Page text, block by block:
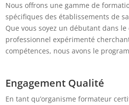
Nous offrons une gamme de
spécifiques des établissements de
Que vous soyez un débutant dans
professionnel expérimenté
compétences, nous avons le
Engagement Qualité
En tant qu’organisme formateur